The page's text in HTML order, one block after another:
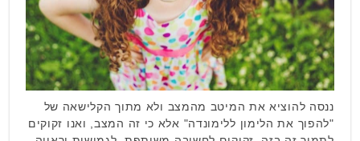
ננסה להוציא את המיטב מהמצב ולא מתוך הקלישאה של
"להפוך את הלימון ללימונדה" אלא כי זה המצב, ואנו זקוקים